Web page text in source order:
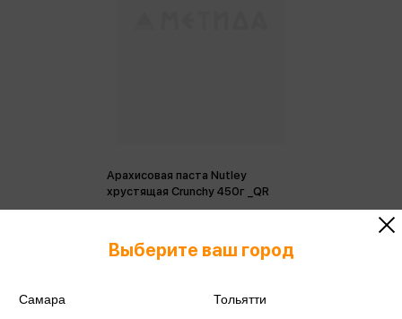
Арахисовая паста Nutley
хрустящая Crunchy 450г _QR
Выберите ваш город
Самара Тольятти